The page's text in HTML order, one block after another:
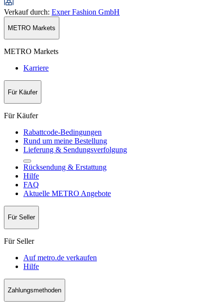
Verkauf durch: Exner Fashion GmbH
METRO Markets
METRO Markets
Karriere
Für Käufer
Für Käufer
Rabattcode-Bedingungen
Rund um meine Bestellung
Lieferung & Sendungsverfolgung
Rücksendung & Erstattung
Hilfe
FAQ
Aktuelle METRO Angebote
Für Seller
Für Seller
Auf metro.de verkaufen
Hilfe
Zahlungsmethoden